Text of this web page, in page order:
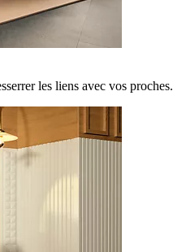
les liens avec vos proches.